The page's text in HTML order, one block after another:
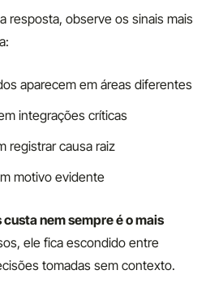
resposta, observe os sinais mais
aparecem em áreas diferentes
integrações críticas
registrar causa raiz
motivo evidente
nem sempre é o mais
ele fica escondido entre
tomadas sem contexto.